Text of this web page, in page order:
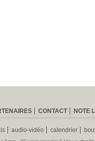
CONTACT NOTE
audio-vidéo calendrier